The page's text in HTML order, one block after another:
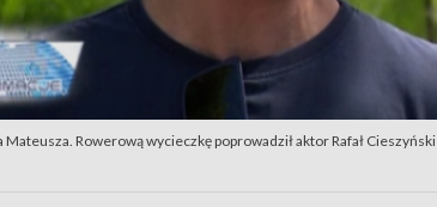
Mateusza. Rowerową wycieczkę poprowadził aktor Rafał Cieszyński